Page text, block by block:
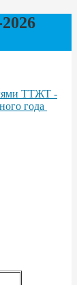
ТТЖТ -
года